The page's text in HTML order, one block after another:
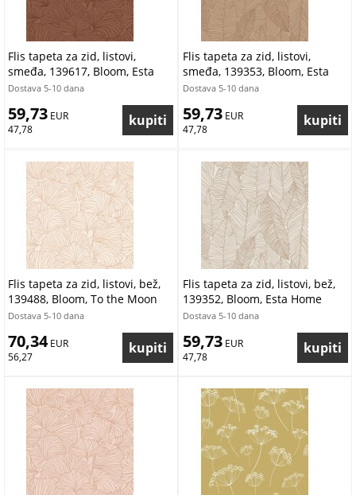
Flis tapeta za zid, listovi,
smeđa, 139617, Bloom, Esta
Home
Dostava 5-10 dana
59,73 EUR
47,78
Flis tapeta za zid, listovi,
smeđa, 139353, Bloom, Esta
Home
Dostava 5-10 dana
59,73 EUR
47,78
Flis tapeta za zid, listovi, bež,
139488, Bloom, To the Moon
and Back, Esta Home
Dostava 5-10 dana
70,34 EUR
56,27
Flis tapeta za zid, listovi, bež,
139352, Bloom, Esta Home
Dostava 5-10 dana
59,73 EUR
47,78